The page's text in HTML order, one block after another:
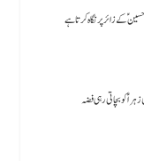
کے زائر پر نگاہ کرتا ہے
کو بچاتی رہی فضہ